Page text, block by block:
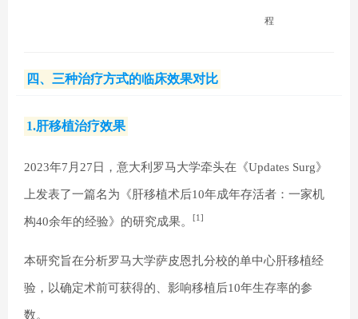
程
四、三种治疗方式的临床效果对比
1.肝移植治疗效果
2023年7月27日，意大利罗马大学牵头在《Updates Surg》
上发表了一篇名为《肝移植术后10年成年存活者：一家机
构40余年的经验》的研究成果。 [1]
本研究旨在分析罗马大学萨皮恩扎分校的单中心肝移植经
验，以确定术前可获得的、影响移植后10年生存率的参
数。